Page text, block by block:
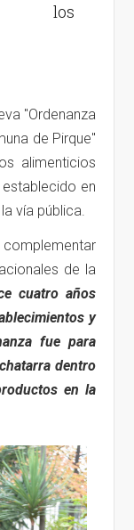
los
"Ordenanza
de Pirque"
alimenticios
en
vía pública.
complementar
de la
cuatro años
y
fue para
dentro
en la